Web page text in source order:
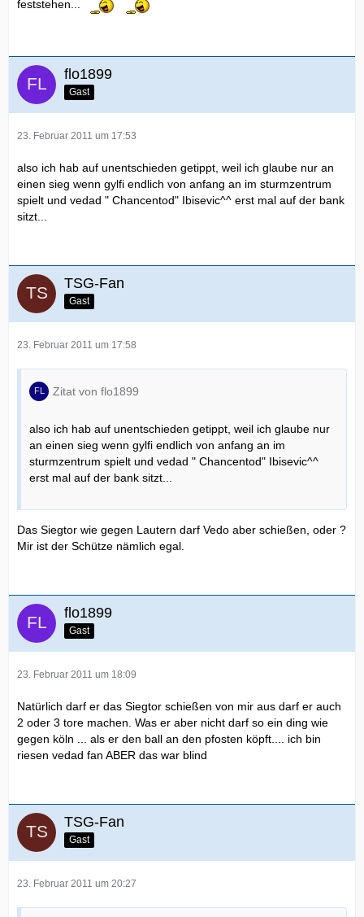
feststehen...
flo1899
Gast
23. Februar 2011 um 17:53
also ich hab auf unentschieden getippt, weil ich glaube nur an
einen sieg wenn gylfi endlich von anfang an im sturmzentrum
spielt und vedad " Chancentod" Ibisevic^^ erst mal auf der bank
sitzt...
TSG-Fan
Gast
23. Februar 2011 um 17:58
Zitat von flo1899
also ich hab auf unentschieden getippt, weil ich glaube nur
an einen sieg wenn gylfi endlich von anfang an im
sturmzentrum spielt und vedad " Chancentod" Ibisevic^^
erst mal auf der bank sitzt...
Das Siegtor wie gegen Lautern darf Vedo aber schießen, oder ?
Mir ist der Schütze nämlich egal.
flo1899
Gast
23. Februar 2011 um 18:09
Natürlich darf er das Siegtor schießen von mir aus darf er auch
2 oder 3 tore machen. Was er aber nicht darf so ein ding wie
gegen köln ... als er den ball an den pfosten köpft.... ich bin
riesen vedad fan ABER das war blind
TSG-Fan
Gast
23. Februar 2011 um 20:27